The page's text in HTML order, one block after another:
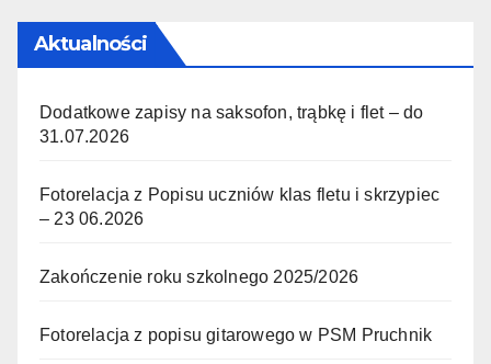
Aktualności
Dodatkowe zapisy na saksofon, trąbkę i flet – do
31.07.2026
Fotorelacja z Popisu uczniów klas fletu i skrzypiec
– 23 06.2026
Zakończenie roku szkolnego 2025/2026
Fotorelacja z popisu gitarowego w PSM Pruchnik